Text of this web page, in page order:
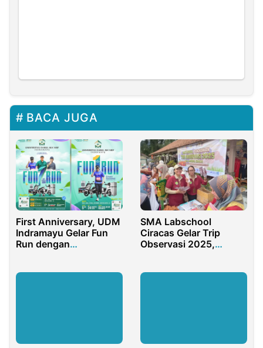
BACA JUGA
First Anniversary, UDM
Indramayu Gelar Fun
Run dengan
SMA Labschool
Ciracas Gelar Trip
Observasi 2025,